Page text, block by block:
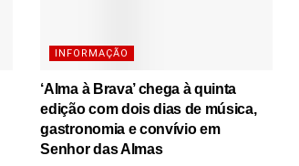
INFORMAÇÃO
‘Alma à Brava’ chega à quinta
edição com dois dias de música,
gastronomia e convívio em
Senhor das Almas